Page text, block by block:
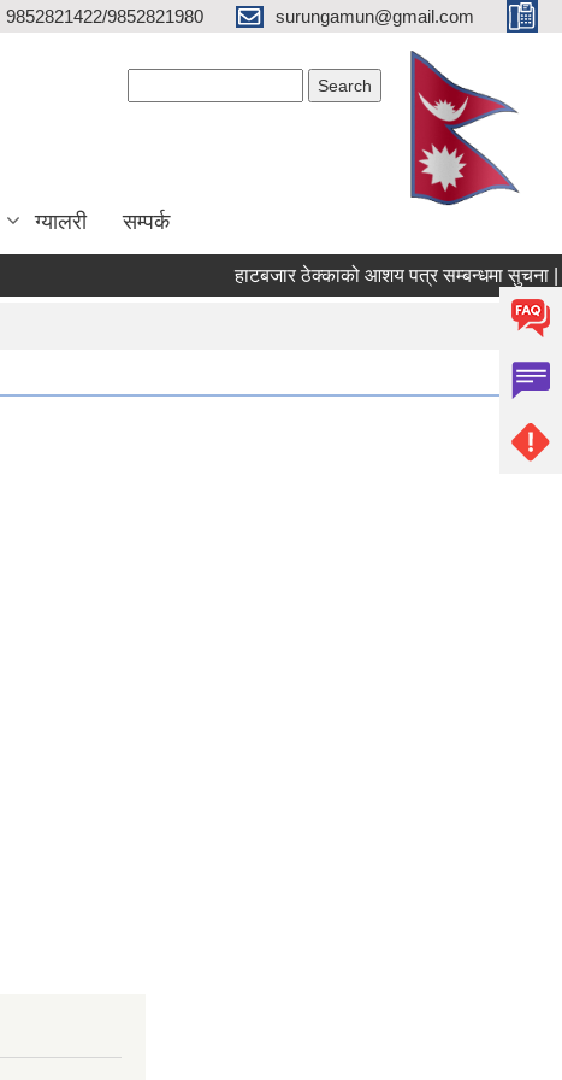
9852821422/9852821980 surungamun@gmail.com
ग्यालरी सम्पर्क
हाटबजार ठेक्काको आशय पत्र सम्बन्धमा सुचना |